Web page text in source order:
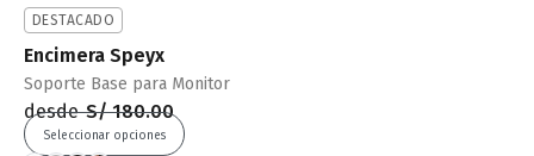
DESTACADO
Encimera Speyx
Soporte Base para Monitor
desde S/180.00
Seleccionar opciones